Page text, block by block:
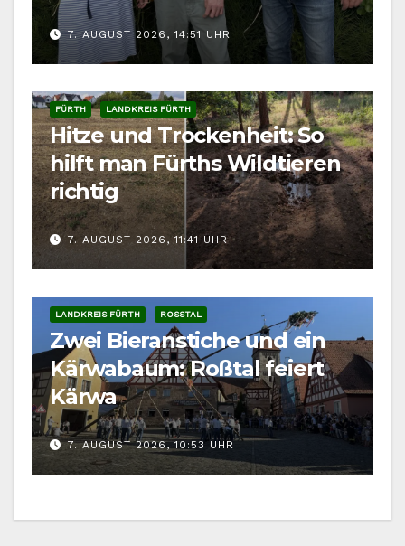
7. AUGUST 2026, 14:51 UHR
FÜRTH LANDKREIS FÜRTH
Hitze und Trockenheit: So
hilft man Fürths Wildtieren
richtig
7. AUGUST 2026, 11:41 UHR
LANDKREIS FÜRTH ROSSTAL
Zwei Bieranstiche und ein
Kärwabaum: Roßtal feiert
Kärwa
7. AUGUST 2026, 10:53 UHR